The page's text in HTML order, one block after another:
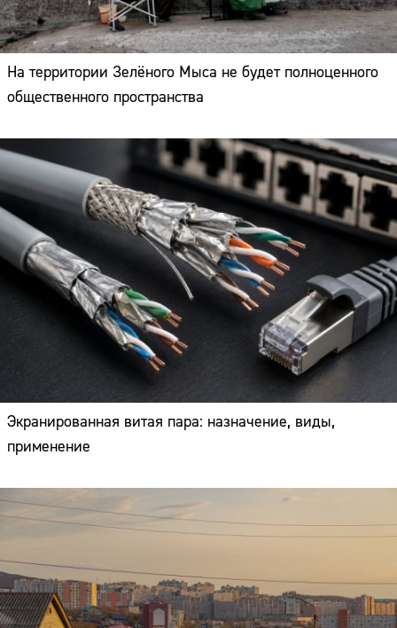
На территории Зелёного Мыса не будет полноценного
общественного пространства
Экранированная витая пара: назначение, виды,
применение